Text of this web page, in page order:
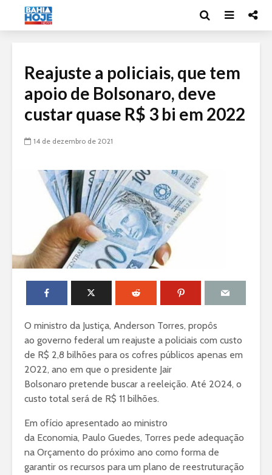
Reajuste a policiais, que tem
apoio de Bolsonaro, deve
custar quase R$ 3 bi em 2022
14 de dezembro de 2021
O ministro da Justiça, Anderson Torres, propôs
ao governo federal um reajuste a policiais com custo
de R$ 2,8 bilhões para os cofres públicos apenas em
2022, ano em que o presidente Jair
Bolsonaro pretende buscar a reeleição. Até 2024, o
custo total será de R$ 11 bilhões.
Em ofício apresentado ao ministro
da Economia, Paulo Guedes, Torres pede adequação
na Orçamento do próximo ano como forma de
garantir os recursos para um plano de reestruturação